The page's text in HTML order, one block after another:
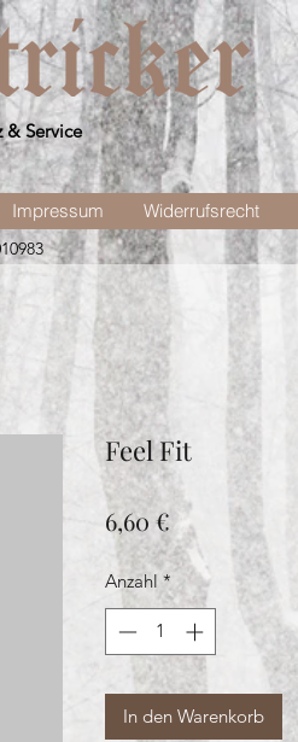
& Service
Impressum Widerrufsrecht
Feel Fit
6,60 € Preis
Anzahl *
In den Warenkorb